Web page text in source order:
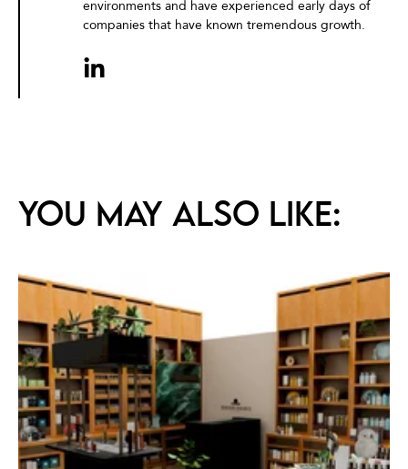
environments and have experienced early days of
companies that have known tremendous growth.
You may also like: